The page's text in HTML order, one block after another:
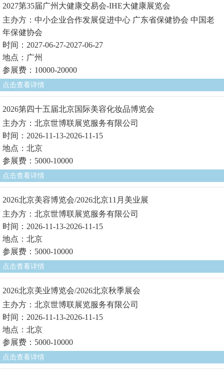
2027第35届广州大健康交易会-IHE大健康展览会
主办方：中小企业合作发展促进中心 广东省保健协会 中国老
年保健协会
时间：2027-06-27-2027-06-27
地点：广州
参展费：10000-20000
点击查看详情
2026第四十五届北京国际美容化妆品博览会
主办方：北京世博联展览服务有限公司
时间：2026-11-13-2026-11-15
地点：北京
参展费：5000-10000
点击查看详情
2026北京美容博览会/2026北京11月美业展
主办方：北京世博联展览服务有限公司
时间：2026-11-13-2026-11-15
地点：北京
参展费：5000-10000
点击查看详情
2026北京美业博览会/2026北京秋季展会
主办方：北京世博联展览服务有限公司
时间：2026-11-13-2026-11-15
地点：北京
参展费：5000-10000
点击查看详情